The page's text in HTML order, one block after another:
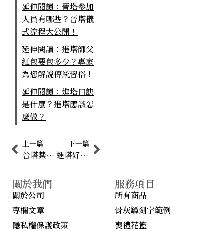
延伸閱讀：晉塔參加
人員有哪些？晉塔儀
式流程大公開！
延伸閱讀：進塔師父
紅包要包多少？專家
為您解說傳統習俗！
延伸閱讀：進塔口訣
是什麼？進塔應該怎
麼做？
上一篇
晉塔禁忌是什麼？完整晉塔流程、供品準備一次看
下一篇
進塔好話是什麼？專家告訴你進塔流程是什麼！
關於我們
關於公司
專欄文章
隱私權保護政策
服務項目
所有商品
骨灰罈刻字範例
喪禮花籃